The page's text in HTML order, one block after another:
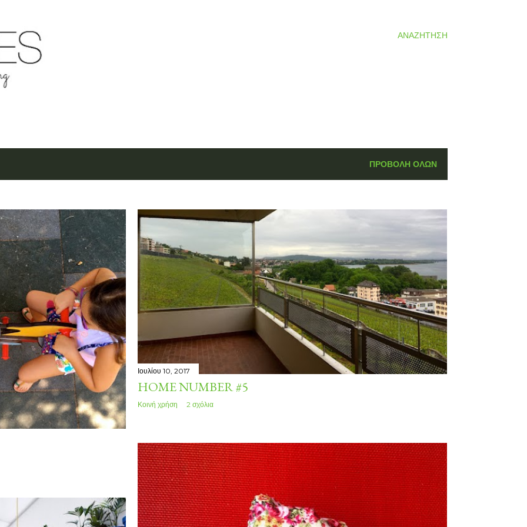
ΑΝΑΖΉΤΗΣΗ
ΠΡΟΒΟΛΉ ΌΛΩΝ
Ιουλίου 10, 2017
HOME NUMBER #5
Κοινή χρήση 2 σχόλια